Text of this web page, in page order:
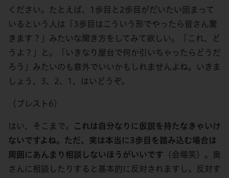
ください。たとえば、1歩目と2歩目がだいたい固まって
いるという人は「3歩目はこういう形でやったら皆さん驚
きます？」みたいな聞き方をしてみて欲しい。「これ、ど
うよ？」と。「いきなり屋台で何か引いちゃったらどうだ
ろう」みたいのも意外でいいかもしれませんよね。いきま
しょう、3、2、1、はいどうぞ。
（ブレスト6）
はい、そこまで。
これは自分なりに仮説を持たなきゃいけ
ないですよね。ただ、実は本当に3歩目を踏み込む場合は
周囲にあんまり相談しないほうがいいです （会場笑）。奥
さんに相談したりすると基本的に反対されますし。反対す